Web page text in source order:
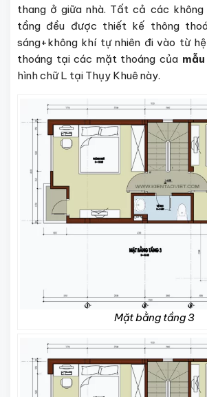
thang ở giữa nhà. Tất cả các không
tầng đều được thiết kế thông
sáng+không khí tự nhiên đi vào từ
thoáng tại các mặt thoáng của
hình chữ L tại Thụy Khuê này.
Mặt bằng tầng 3